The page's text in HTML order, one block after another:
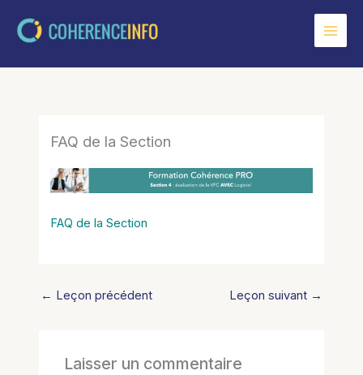
FAQ de la Section
FAQ de la Section
← Leçon précédent Leçon suivant →
Laisser un commentaire